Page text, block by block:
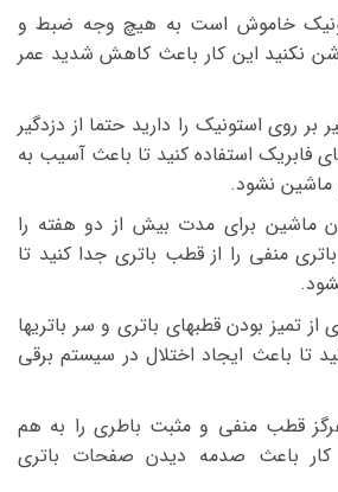
خاموش است به هیچ وجه ضبط و
نکنید این کار باعث کاهش شدید عمر
روی استونیک را دارید حتما از دزدگیر
فابریک استفاده کنید تا باعث آسیب به
ماشین نشود.
ماشین برای مدت بیش از دو هفته را
باتری منفی را از قطب باتری جدا کنید تا
تمیز بودن قطبهای باتری و سر باتریها
تا باعث ایجاد اختلال در سیستم برقی
قطب منفی و مثبت باطری را به هم
کار باعث صدمه دیدن صفحات باتری